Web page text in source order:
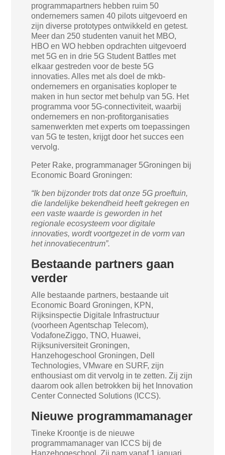
programmapartners hebben ruim 50
ondernemers samen 40 pilots uitgevoerd en
zijn diverse prototypes ontwikkeld en getest.
Meer dan 250 studenten vanuit het MBO,
HBO en WO hebben opdrachten uitgevoerd
met 5G en in drie 5G Student Battles met
elkaar gestreden voor de beste 5G
innovaties. Alles met als doel de mkb-
ondernemers en organisaties koploper te
maken in hun sector met behulp van 5G. Het
programma voor 5G-connectiviteit, waarbij
ondernemers en non-profitorganisaties
samenwerkten met experts om toepassingen
van 5G te testen, krijgt door het succes een
vervolg.
Peter Rake, programmanager 5Groningen bij
Economic Board Groningen:
“Ik ben bijzonder trots dat onze 5G proeftuin,
die landelijke bekendheid heeft gekregen en
een vaste waarde is geworden in het
regionale ecosysteem voor digitale
innovaties, wordt voortgezet in de vorm van
het innovatiecentrum”.
Bestaande partners gaan
verder
Alle bestaande partners, bestaande uit
Economic Board Groningen, KPN,
Rijksinspectie Digitale Infrastructuur
(voorheen Agentschap Telecom),
VodafoneZiggo, TNO, Huawei,
Rijksuniversiteit Groningen,
Hanzehogeschool Groningen, Dell
Technologies, VMware en SURF, zijn
enthousiast om dit vervolg in te zetten. Zij zijn
daarom ook allen betrokken bij het Innovation
Center Connected Solutions (ICCS).
Nieuwe programmamanager
Tineke Kroontje is de nieuwe
programmamanager van ICCS bij de
Hanzehogeschool. Zij nam vanaf 1 januari